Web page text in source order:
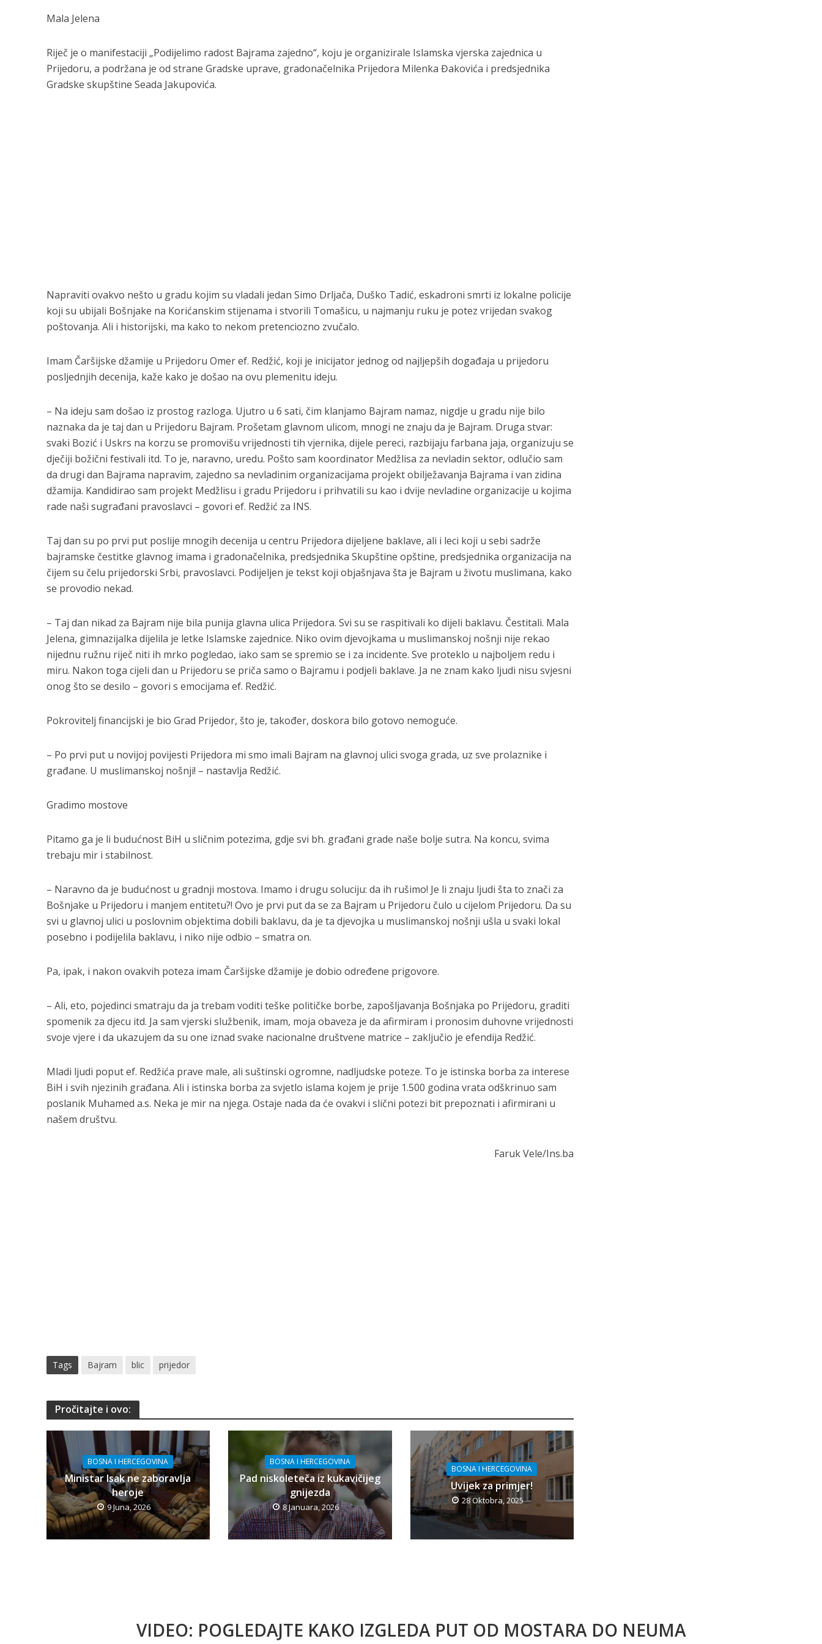
Mala Jelena
Riječ je o manifestaciji „Podijelimo radost Bajrama zajedno“, koju je organizirale Islamska vjerska zajednica u
Prijedoru, a podržana je od strane Gradske uprave, gradonačelnika Prijedora Milenka Đakovića i predsjednika
Gradske skupštine Seada Jakupovića.
Napraviti ovakvo nešto u gradu kojim su vladali jedan Simo Drljača, Duško Tadić, eskadroni smrti iz lokalne policije
koji su ubijali Bošnjake na Korićanskim stijenama i stvorili Tomašicu, u najmanju ruku je potez vrijedan svakog
poštovanja. Ali i historijski, ma kako to nekom pretenciozno zvučalo.
Imam Čaršijske džamije u Prijedoru Omer ef. Redžić, koji je inicijator jednog od najljepših događaja u prijedoru
posljednjih decenija, kaže kako je došao na ovu plemenitu ideju.
– Na ideju sam došao iz prostog razloga. Ujutro u 6 sati, čim klanjamo Bajram namaz, nigdje u gradu nije bilo
naznaka da je taj dan u Prijedoru Bajram. Prošetam glavnom ulicom, mnogi ne znaju da je Bajram. Druga stvar:
svaki Bozić i Uskrs na korzu se promovišu vrijednosti tih vjernika, dijele pereci, razbijaju farbana jaja, organizuju se
dječiji božični festivali itd. To je, naravno, uredu. Pošto sam koordinator Medžlisa za nevladin sektor, odlučio sam
da drugi dan Bajrama napravim, zajedno sa nevladinim organizacijama projekt obilježavanja Bajrama i van zidina
džamija. Kandidirao sam projekt Medžlisu i gradu Prijedoru i prihvatili su kao i dvije nevladine organizacije u kojima
rade naši sugrađani pravoslavci – govori ef. Redžić za INS.
Taj dan su po prvi put poslije mnogih decenija u centru Prijedora dijeljene baklave, ali i leci koji u sebi sadrže
bajramske čestitke glavnog imama i gradonačelnika, predsjednika Skupštine opštine, predsjednika organizacija na
čijem su čelu prijedorski Srbi, pravoslavci. Podijeljen je tekst koji objašnjava šta je Bajram u životu muslimana, kako
se provodio nekad.
– Taj dan nikad za Bajram nije bila punija glavna ulica Prijedora. Svi su se raspitivali ko dijeli baklavu. Čestitali. Mala
Jelena, gimnazijalka dijelila je letke Islamske zajednice. Niko ovim djevojkama u muslimanskoj nošnji nije rekao
nijednu ružnu riječ niti ih mrko pogledao, iako sam se spremio se i za incidente. Sve proteklo u najboljem redu i
miru. Nakon toga cijeli dan u Prijedoru se priča samo o Bajramu i podjeli baklave. Ja ne znam kako ljudi nisu svjesni
onog što se desilo – govori s emocijama ef. Redžić.
Pokrovitelj financijski je bio Grad Prijedor, što je, također, doskora bilo gotovo nemoguće.
– Po prvi put u novijoj povijesti Prijedora mi smo imali Bajram na glavnoj ulici svoga grada, uz sve prolaznike i
građane. U muslimanskoj nošnji! – nastavlja Redžić.
Gradimo mostove
Pitamo ga je li budućnost BiH u sličnim potezima, gdje svi bh. građani grade naše bolje sutra. Na koncu, svima
trebaju mir i stabilnost.
– Naravno da je budućnost u gradnji mostova. Imamo i drugu soluciju: da ih rušimo! Je li znaju ljudi šta to znači za
Bošnjake u Prijedoru i manjem entitetu?! Ovo je prvi put da se za Bajram u Prijedoru čulo u cijelom Prijedoru. Da su
svi u glavnoj ulici u poslovnim objektima dobili baklavu, da je ta djevojka u muslimanskoj nošnji ušla u svaki lokal
posebno i podijelila baklavu, i niko nije odbio – smatra on.
Pa, ipak, i nakon ovakvih poteza imam Čaršijske džamije je dobio određene prigovore.
– Ali, eto, pojedinci smatraju da ja trebam voditi teške političke borbe, zapošljavanja Bošnjaka po Prijedoru, graditi
spomenik za djecu itd. Ja sam vjerski službenik, imam, moja obaveza je da afirmiram i pronosim duhovne vrijednosti
svoje vjere i da ukazujem da su one iznad svake nacionalne društvene matrice – zaključio je efendija Redžić.
Mladi ljudi poput ef. Redžića prave male, ali suštinski ogromne, nadljudske poteze. To je istinska borba za interese
BiH i svih njezinih građana. Ali i istinska borba za svjetlo islama kojem je prije 1.500 godina vrata odškrinuo sam
poslanik Muhamed a.s. Neka je mir na njega. Ostaje nada da će ovakvi i slični potezi bit prepoznati i afirmirani u
našem društvu.
Faruk Vele/Ins.ba
Tags Bajram blic prijedor
Pročitajte i ovo:
BOSNA I HERCEGOVINA
Ministar Isak ne zaboravlja
heroje
9 Juna, 2026
BOSNA I HERCEGOVINA
Pad niskoleteča iz kukavičijeg
gnijezda
8 Januara, 2026
BOSNA I HERCEGOVINA
Uvijek za primjer!
28 Oktobra, 2025
VIDEO: POGLEDAJTE KAKO IZGLEDA PUT OD MOSTARA DO NEUMA